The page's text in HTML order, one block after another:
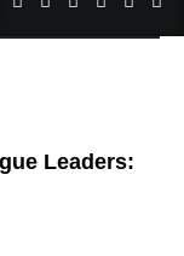
SQUADRON
Leaders: